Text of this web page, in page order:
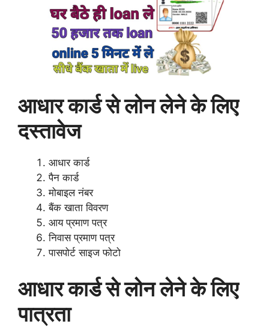
आधार कार्ड से लोन लेने के लिए
दस्तावेज
आधार कार्ड
पैन कार्ड
मोबाइल नंबर
बैंक खाता विवरण
आय प्रमाण पत्र
निवास प्रमाण पत्र
पासपोर्ट साइज फोटो
आधार कार्ड से लोन लेने के लिए
पात्रता